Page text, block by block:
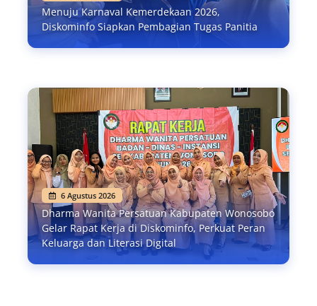
Menuju Karnaval Kemerdekaan 2026,
Diskominfo Siapkan Pembagian Tugas Panitia
6 Agustus 2026
Dharma Wanita Persatuan Kabupaten Wonosobo
Gelar Rapat Kerja di Diskominfo, Perkuat Peran
Keluarga dan Literasi Digital